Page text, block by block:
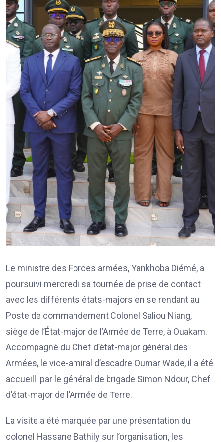
Le ministre des Forces armées, Yankhoba Diémé, a
poursuivi mercredi sa tournée de prise de contact
avec les différents états-majors en se rendant au
Poste de commandement Colonel Saliou Niang,
siège de l’État-major de l’Armée de Terre, à Ouakam.
Accompagné du Chef d’état-major général des
Armées, le vice-amiral d’escadre Oumar Wade, il a été
accueilli par le général de brigade Simon Ndour, Chef
d’état-major de l’Armée de Terre.
La visite a été marquée par une présentation du
colonel Hassane Bathily sur l’organisation, les